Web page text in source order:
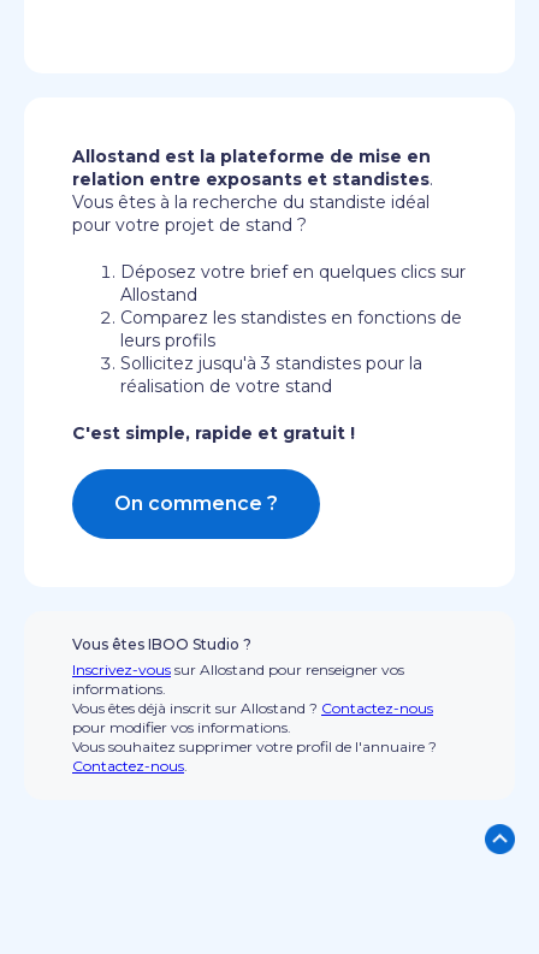
Allostand est la plateforme de mise en
relation entre exposants et standistes.
Vous êtes à la recherche du standiste idéal
pour votre projet de stand ?
Déposez votre brief en quelques clics sur
Allostand
Comparez les standistes en fonctions de
leurs profils
Sollicitez jusqu'à 3 standistes pour la
réalisation de votre stand
C'est simple, rapide et gratuit !
On commence ?
Vous êtes IBOO Studio ?
Inscrivez-vous sur Allostand pour renseigner vos
informations.
Vous êtes déjà inscrit sur Allostand ? Contactez-nous
pour modifier vos informations.
Vous souhaitez supprimer votre profil de l'annuaire ?
Contactez-nous.